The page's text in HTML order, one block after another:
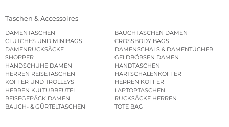
Taschen & Accessoires
DAMENTASCHEN
BAUCHTASCHEN DAMEN
CLUTCHES UND MINIBAGS
CROSSBODY BAGS
DAMENRUCKSÄCKE
DAMENSCHALS & DAMENTÜCHER
SHOPPER
GELDBÖRSEN DAMEN
HANDSCHUHE DAMEN
HANDTASCHEN
HERREN REISETASCHEN
HARTSCHALENKOFFER
KOFFER UND TROLLEYS
HERREN KOFFER
HERREN KULTURBEUTEL
LAPTOPTASCHEN
REISEGEPÄCK DAMEN
RUCKSÄCKE HERREN
BAUCH- & GÜRTELTASCHEN
TOTE BAG